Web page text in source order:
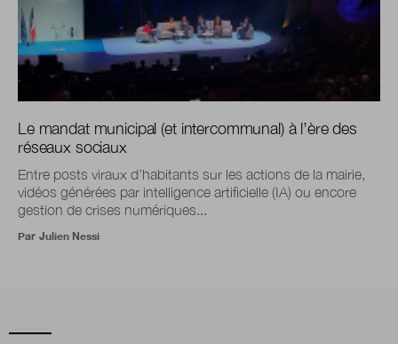
Le mandat municipal (et intercommunal) à l’ère des
réseaux sociaux
Entre posts viraux d’habitants sur les actions de la mairie,
vidéos générées par intelligence artificielle (IA) ou encore
gestion de crises numériques...
Par Julien Nessi